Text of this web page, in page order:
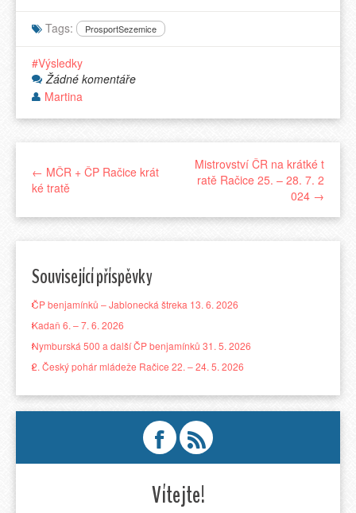
Tags: ProsportSezemice
Výsledky
Žádné komentáře
Martina
← MČR + ČP Račice krát
ké tratě
Mistrovství ČR na krátké t
ratě Račice 25. – 28. 7. 2
024 →
Související příspěvky
ČP benjamínků – Jablonecká štreka 13. 6. 2026
Kadaň 6. – 7. 6. 2026
Nymburská 500 a další ČP benjamínků 31. 5. 2026
2. Český pohár mládeže Račice 22. – 24. 5. 2026
Vítejte!